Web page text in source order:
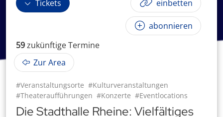
Tickets einbetten
abonnieren
59zukünftigeTermine
Zur Area
#Veranstaltungsorte #Kulturveranstaltungen
#Theateraufführungen #Konzerte #Eventlocations
Die Stadthalle Rheine: Vielfältiges